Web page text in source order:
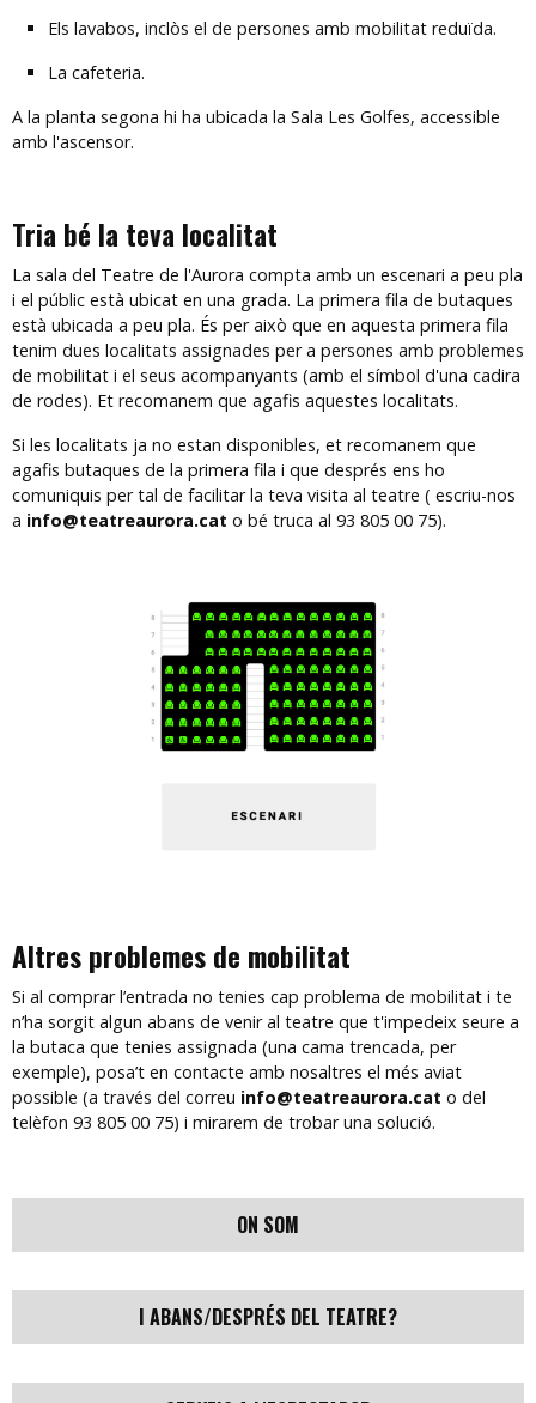
Els lavabos, inclòs el de persones amb mobilitat reduïda.
La cafeteria.
A la planta segona hi ha ubicada la Sala Les Golfes, accessible
amb l'ascensor.
Tria bé la teva localitat
La sala del Teatre de l'Aurora compta amb un escenari a peu pla
i el públic està ubicat en una grada. La primera fila de butaques
està ubicada a peu pla. És per això que en aquesta primera fila
tenim dues localitats assignades per a persones amb problemes
de mobilitat i el seus acompanyants (amb el símbol d'una cadira
de rodes). Et recomanem que agafis aquestes localitats.
Si les localitats ja no estan disponibles, et recomanem que
agafis butaques de la primera fila i que després ens ho
comuniquis per tal de facilitar la teva visita al teatre ( escriu-nos
a info@teatreaurora.cat o bé truca al 93 805 00 75).
Altres problemes de mobilitat
Si al comprar l’entrada no tenies cap problema de mobilitat i te
n’ha sorgit algun abans de venir al teatre que t'impedeix seure a
la butaca que tenies assignada (una cama trencada, per
exemple), posa’t en contacte amb nosaltres el més aviat
possible (a través del correu info@teatreaurora.cat o del
telèfon 93 805 00 75) i mirarem de trobar una solució.
ON SOM
I ABANS/DESPRÉS DEL TEATRE?